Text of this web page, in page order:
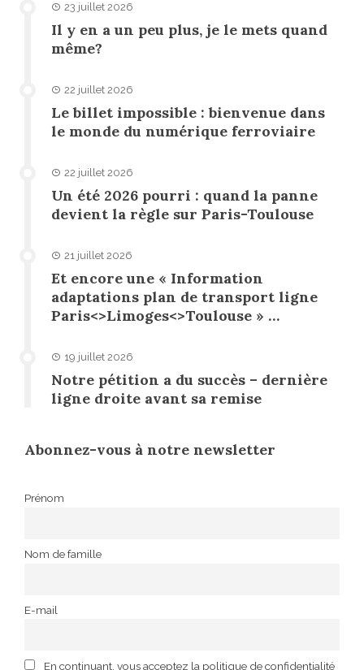
23 juillet 2026
Il y en a un peu plus, je le mets quand
même?
22 juillet 2026
Le billet impossible : bienvenue dans
le monde du numérique ferroviaire
22 juillet 2026
Un été 2026 pourri : quand la panne
devient la règle sur Paris-Toulouse
21 juillet 2026
Et encore une « Information
adaptations plan de transport ligne
Paris<>Limoges<>Toulouse » …
19 juillet 2026
Notre pétition a du succès – dernière
ligne droite avant sa remise
Abonnez-vous à notre newsletter
Prénom
Nom de famille
E-mail
En continuant, vous acceptez la politique de confidentialité